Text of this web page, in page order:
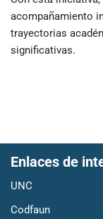
acompañamiento
trayectorias
significativas.
Enlaces de
UNC
Codfaun